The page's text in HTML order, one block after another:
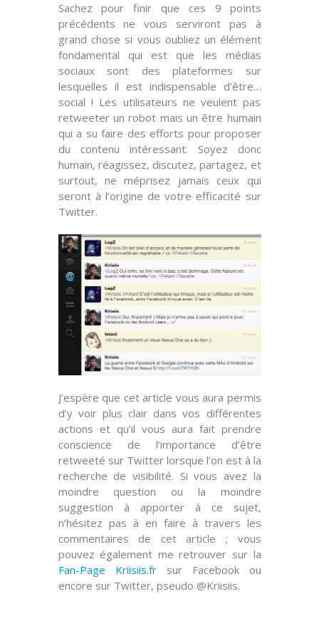
Sachez pour finir que ces 9 points
précédents ne vous serviront pas à
grand chose si vous oubliez un élément
fondamental qui est que les médias
sociaux sont des plateformes sur
lesquelles il est indispensable d’être…
social ! Les utilisateurs ne veulent pas
retweeter unrobot mais un être humain
qui a su faire des efforts pour proposer
du contenu intéressant. Soyez donc
humain, réagissez, discutez, partagez, et
surtout, ne méprisez jamais ceux qui
seront à l’origine de votre efficacité sur
Twitter.
J’espère que cet article vous aura permis
d’y voir plus clair dans vos différentes
actions et qu’il vous aura fait prendre
conscience de l’importance d’être
retweeté sur Twitter lorsque l’on est à la
recherche de visibilité. Si vous avez la
moindre question ou la moindre
suggestion à apporter à ce sujet,
n’hésitez pas à en faire à travers les
commentaires de cet article ; vous
pouvez également me retrouver sur la
Fan-Page Kriisiis.frsur Facebookou
encore sur Twitter, pseudo @Kriisiis.